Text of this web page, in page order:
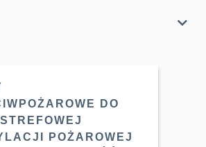
DO
POŻAROWEJ